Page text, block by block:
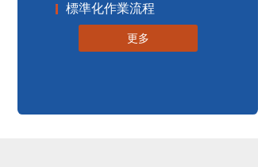
標準化作業流程
更多